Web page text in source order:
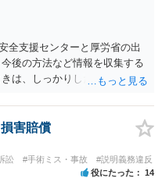
全支援センターと厚労省の出
後の方法など情報を収集する
は、しっかりした被害届ある
害賠償
訟 #手術ミス・事故 #説明義務違反
役にたった 14